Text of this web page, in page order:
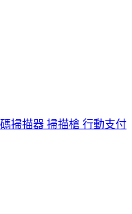
掃描器 掃描槍 行動支付